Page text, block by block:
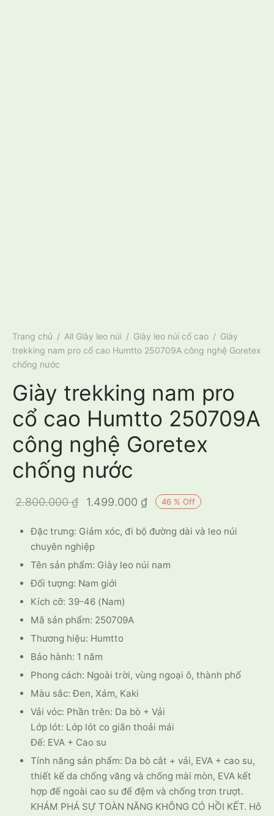
Trang chủ / All Giày leo núi / Giày leo núi cổ cao / Giày
trekking nam pro cổ cao Humtto 250709A công nghệ Goretex
chống nước
Giày trekking nam pro
cổ cao Humtto 250709A
công nghệ Goretex
chống nước
46 % Off
2.800.000₫
Giá gốc là:
1.499.000 ₫ Giá hiện tại
1.499.000 ₫.
Đặc trưng: Giảm xóc, đi bộ đường dài và leo núi
chuyên nghiệp
Tên sản phẩm: Giày leo núi nam
Đối tượng: Nam giới
Kích cỡ: 39-46 (Nam)
Mã sản phẩm: 250709A
Thương hiệu: Humtto
Bảo hành: 1 năm
Phong cách: Ngoài trời, vùng ngoại ô, thành phố
Màu sắc: Đen, Xám, Kaki
Vải vóc: Phần trên: Da bò + Vải
Lớp lót: Lớp lót co giãn thoải mái
Đế: EVA + Cao su
Tính năng sản phẩm: Da bò cắt + vải, EVA + cao su,
thiết kế da chống văng và chống mài mòn, EVA kết
hợp đế ngoài cao su để đệm và chống trơn trượt.
KHÁM PHÁ SỰ TOÀN NĂNG KHÔNG CÓ HỒI KẾT. Hỗ